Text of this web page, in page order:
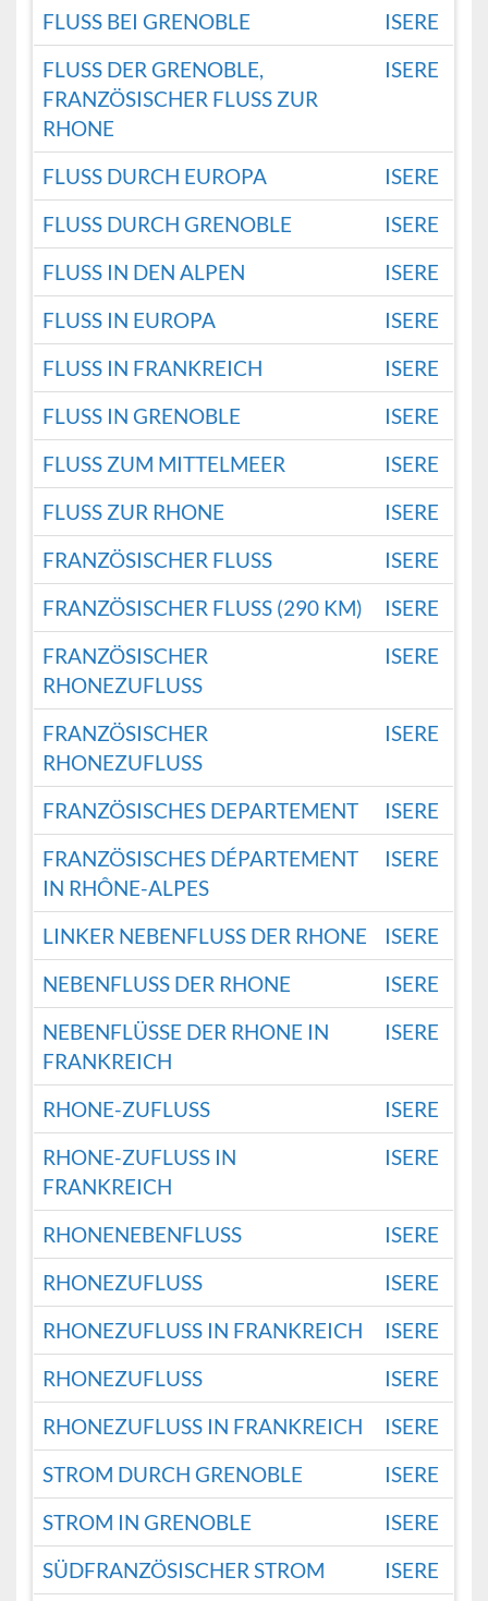
FLUSS BEI GRENOBLE
ISERE
FLUSS DER GRENOBLE,
FRANZÖSISCHER FLUSS ZUR
RHONE
ISERE
FLUSS DURCH EUROPA
ISERE
FLUSS DURCH GRENOBLE
ISERE
FLUSS IN DEN ALPEN
ISERE
FLUSS IN EUROPA
ISERE
FLUSS IN FRANKREICH
ISERE
FLUSS IN GRENOBLE
ISERE
FLUSS ZUM MITTELMEER
ISERE
FLUSS ZUR RHONE
ISERE
FRANZÖSISCHER FLUSS
ISERE
FRANZÖSISCHER FLUSS (290 KM)
ISERE
FRANZÖSISCHER
RHONEZUFLUSS
ISERE
FRANZÖSISCHER
RHONEZUFLUSS
ISERE
FRANZÖSISCHES DEPARTEMENT
ISERE
FRANZÖSISCHES DÉPARTEMENT
IN RHÔNE-ALPES
ISERE
LINKER NEBENFLUSS DER RHONE
ISERE
NEBENFLUSS DER RHONE
ISERE
NEBENFLÜSSE DER RHONE IN
FRANKREICH
ISERE
RHONE-ZUFLUSS
ISERE
RHONE-ZUFLUSS IN
FRANKREICH
ISERE
RHONENEBENFLUSS
ISERE
RHONEZUFLUSS
ISERE
RHONEZUFLUSS IN FRANKREICH
ISERE
RHONEZUFLUSS
ISERE
RHONEZUFLUSS IN FRANKREICH
ISERE
STROM DURCH GRENOBLE
ISERE
STROM IN GRENOBLE
ISERE
SÜDFRANZÖSISCHER STROM
ISERE